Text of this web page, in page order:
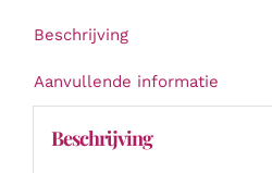
Beschrijving
Aanvullende informatie
Beschrijving